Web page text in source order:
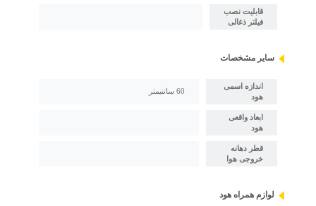
قابلیت نصب
فیلتر ذغالی
سایر مشخصات
اندازه اسمی
هود
60 سانتیمتر
ابعاد واقعی
هود
قطر دهانه
خروجی هوا
لوازم همراه هود